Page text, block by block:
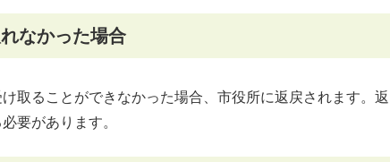
なかった場合
取ることができなかった場合、市役所に返戻されます。返
要があります。